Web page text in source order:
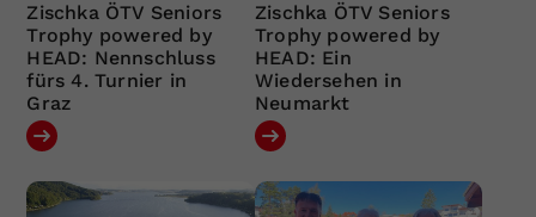
Zischka ÖTV Seniors
Trophy powered by
HEAD: Nennschluss
fürs 4. Turnier in
Graz
Zischka ÖTV Seniors
Trophy powered by
HEAD: Ein
Wiedersehen in
Neumarkt